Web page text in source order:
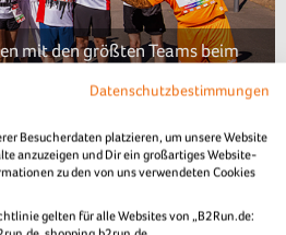
mit den größten Teams beim
beim 14. B2Run
Datenschutzbestimmungen
Besucherdaten platzieren, um unsere Website
anzuzeigen und Dir ein großartiges Website-
zu den von uns verwendeten Cookies
gelten für alle Websites von „B2Run.de: